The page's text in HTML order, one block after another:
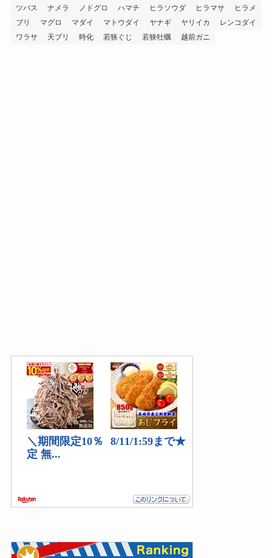
ツバス ナメラ ノドグロ ハマチ ヒラソウダ ヒラマサ
ヒラメ
ブリ
マグロ マダイ マトウダイ ヤナギ ヤリイカ
レンコダイ
ワラサ
天ブリ 時化 若狭ぐじ 若狭牡蠣 越前ガニ